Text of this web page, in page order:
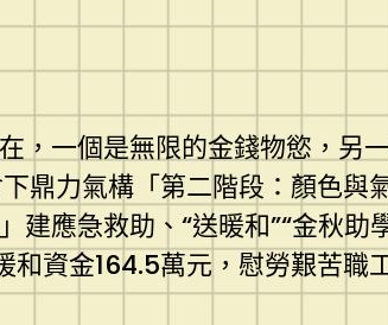
一個是無限的金錢物慾，另
鼎力氣構「第二階段：顏色與
應急救助、“送暖和”“金秋助
資金164.5萬元，慰勞艱苦